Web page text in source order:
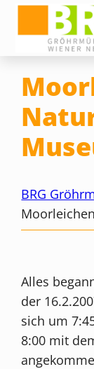
Inhalt
springen
BRG
Alles
der
sich um
8:00 mit